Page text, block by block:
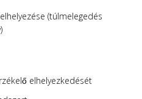
(túlmelegedés
elhelyezkedését